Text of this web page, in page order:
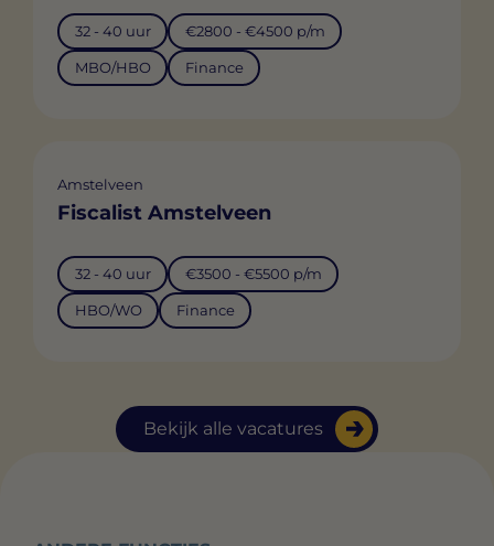
Bekijk alle vacatures
32 - 40 uur €2800 - €4500 p/m
MBO/HBO Finance
Amstelveen
Fiscalist Amstelveen
32 - 40 uur €3500 - €5500 p/m
HBO/WO Finance